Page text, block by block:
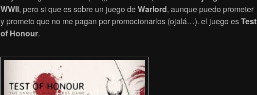
WWII, pero si que es sobre un juego deWarlord, aunque puedo prometer
y prometo que no me pagan por promocionarlos (ojalá…). el juego esTest
of Honour.